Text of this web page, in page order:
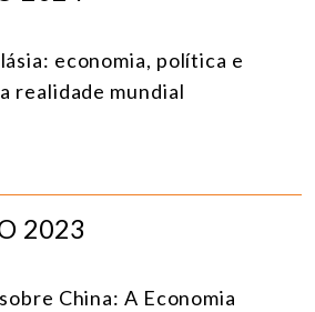
economia, política e
realidade mundial
2023
China: A Economia